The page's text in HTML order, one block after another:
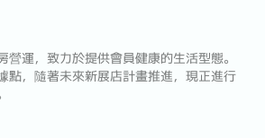
營運，致力於提供會員健康的生活型態。
點，隨著未來新展店計畫推進，現正進行